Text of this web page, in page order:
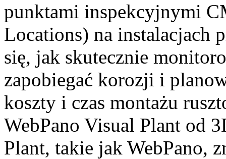
punktami inspekcyjnymi
Locations) na instalacjach
się, jak skutecznie
zapobiegać korozji i
koszty i czas montażu
WebPano Visual Plant od
Plant, takie jak WebPano,